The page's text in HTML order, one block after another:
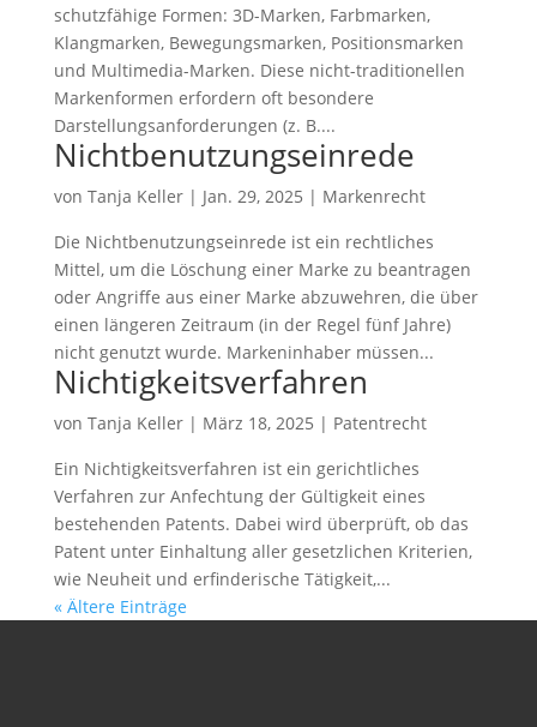
schutzfähige Formen: 3D-Marken, Farbmarken,
Klangmarken, Bewegungsmarken, Positionsmarken
und Multimedia-Marken. Diese nicht-traditionellen
Markenformen erfordern oft besondere
Darstellungsanforderungen (z. B....
Nichtbenutzungseinrede
von Tanja Keller| Jan. 29, 2025 | Markenrecht
Die Nichtbenutzungseinrede ist ein rechtliches
Mittel, um die Löschung einer Marke zu beantragen
oder Angriffe aus einer Marke abzuwehren, die über
einen längeren Zeitraum (in der Regel fünf Jahre)
nicht genutzt wurde. Markeninhaber müssen...
Nichtigkeitsverfahren
von Tanja Keller| März 18, 2025 | Patentrecht
Ein Nichtigkeitsverfahren ist ein gerichtliches
Verfahren zur Anfechtung der Gültigkeit eines
bestehenden Patents. Dabei wird überprüft, ob das
Patent unter Einhaltung aller gesetzlichen Kriterien,
wie Neuheit und erfinderische Tätigkeit,...
« Ältere Einträge